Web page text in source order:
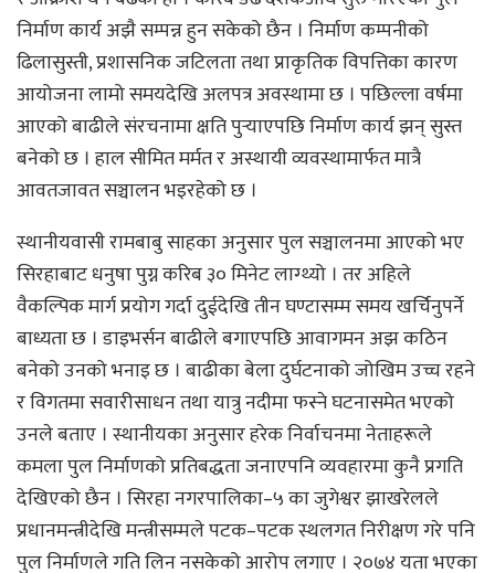
निर्माण कार्य अझै सम्पन्न हुन सकेको छैन । निर्माण कम्पनीको
ढिलासुस्ती, प्रशासनिक जटिलता तथा प्राकृतिक विपत्तिका कारण
आयोजना लामो समयदेखि अलपत्र अवस्थामा छ । पछिल्ला वर्षमा
आएको बाढीले संरचनामा क्षति पुर्‍याएपछि निर्माण कार्य झन् सुस्त
बनेको छ । हाल सीमित मर्मत र अस्थायी व्यवस्थामार्फत मात्रै
आवतजावत सञ्चालन भइरहेको छ ।
स्थानीयवासी रामबाबु साहका अनुसार पुल सञ्चालनमा आएको भए
सिरहाबाट धनुषा पुग्न करिब ३० मिनेट लाग्थ्यो । तर अहिले
वैकल्पिक मार्ग प्रयोग गर्दा दुईदेखि तीन घण्टासम्म समय खर्चिनुपर्ने
बाध्यता छ । डाइभर्सन बाढीले बगाएपछि आवागमन अझ कठिन
बनेको उनको भनाइ छ । बाढीका बेला दुर्घटनाको जोखिम उच्च रहने
र विगतमा सवारीसाधन तथा यात्रु नदीमा फस्ने घटनासमेत भएको
उनले बताए । स्थानीयका अनुसार हरेक निर्वाचनमा नेताहरूले
कमला पुल निर्माणको प्रतिबद्धता जनाएपनि व्यवहारमा कुनै प्रगति
देखिएको छैन । सिरहा नगरपालिका–५ का जुगेश्वर झाखरेलले
प्रधानमन्त्रीदेखि मन्त्रीसम्मले पटक–पटक स्थलगत निरीक्षण गरे पनि
पुल निर्माणले गति लिन नसकेको आरोप लगाए । २०७४ यता भएका